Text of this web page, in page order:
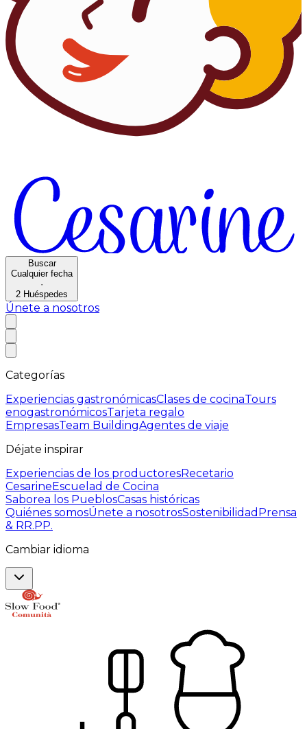
Buscar
Cualquier fecha
·
2 Huéspedes
Únete a nosotros
Categorías
Experiencias gastronómicasClases de cocinaTours
enogastronómicosTarjeta regalo
EmpresasTeam BuildingAgentes de viaje
Déjate inspirar
Experiencias de los productoresRecetario
CesarineEscuelad de Cocina
Saborea los PueblosCasas históricas
Quiénes somosÚnete a nosotrosSostenibilidad Prensa
& RR.PP.
Cambiar idioma